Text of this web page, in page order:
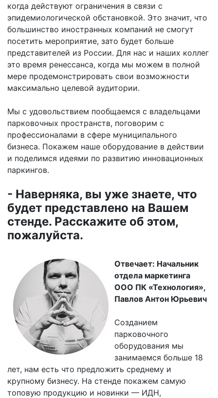
когда действуют ограничения в связи с
эпидемиологической обстановкой. Это значит, что
большинство иностранных компаний не смогут
посетить мероприятие, зато будет больше
представителей из России. Для нас и наших коллег
это время ренессанса, когда мы можем в полной
мере продемонстрировать свои возможности
максимально целевой аудитории.
Мы с удовольствием пообщаемся с владельцами
парковочных пространств, поговорим с
профессионалами в сфере муниципального
бизнеса. Покажем наше оборудование в действии
и поделимся идеями по развитию инновационных
паркингов.
- Наверняка, вы уже знаете, что
будет представлено на Вашем
стенде. Расскажите об этом,
пожалуйста.
Отвечает: Начальник
отдела маркетинга
ООО ПК «Технология»,
Павлов Антон Юрьевич
Созданием
парковочного
оборудования мы
занимаемся больше 18
лет, нам есть что предложить среднему и
крупному бизнесу. На стенде покажем самую
топовую продукцию и новинки — ИДН,